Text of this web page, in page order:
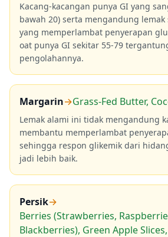
Kacang-kacangan punya GI yang
bawah 20) serta mengandung
yang memperlambat penyerapan
oat punya GI sekitar 55-79
pengolahannya.
Margarin→Grass-Fed Butter,
Lemak alami ini tidak mengandung
membantu memperlambat
sehingga respon glikemik dari
jadi lebih baik.
Persik→
Berries (Strawberries,
Blackberries), Green Apple